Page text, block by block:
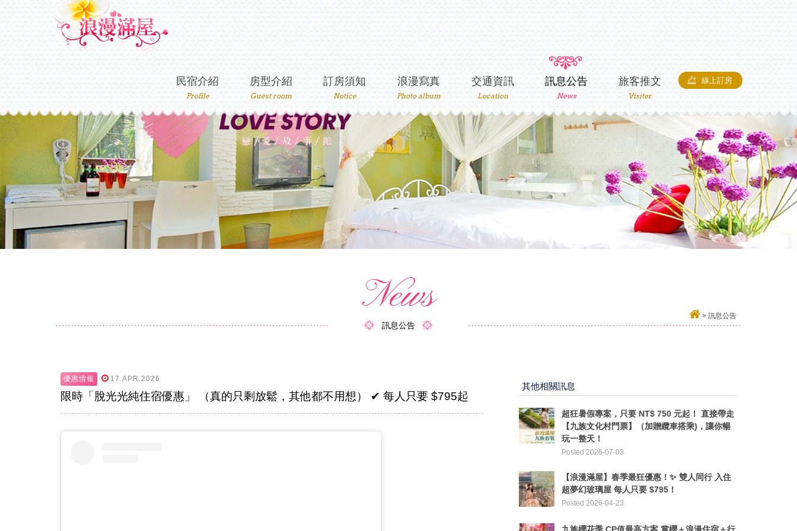
民宿介紹
Profile
房型介紹
Guest room
訂房須知
Notice
浪漫寫真
Photo album
交通資訊
Location
訊息公告
News
旅客推文
Visitor
線上訂房
News
訊息公告
> 訊息公告
優惠情報 17.APR.2026
限時「脫光光純住宿優惠」 （真的只剩放鬆，其他都不用想） ✔ 每人只要 $795起
其他相關訊息
超狂暑假專案，只要 NT$ 750 元起！ 直接帶走
【九族文化村門票】（加贈纜車搭乘)，讓你暢
玩一整天！
Posted 2026-07-03
【浪漫滿屋】春季最狂優惠！✨ ​雙人同行 入住
超夢幻玻璃屋 每人只要 $795！
Posted 2026-04-23